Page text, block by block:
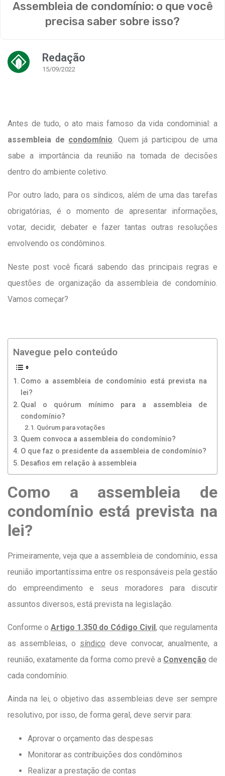
Assembleia de condomínio: o que você
precisa saber sobre isso?
Redação
15/09/2022
Antes de tudo, o ato mais famoso da vida condominial: a
assembleia de condomínio. Quem já participou de uma
sabe a importância da reunião na tomada de decisões
dentro do ambiente coletivo.
Por outro lado, para os síndicos, além de uma das tarefas
obrigatórias, é o momento de apresentar informações,
votar, decidir, debater e fazer tantas outras resoluções
envolvendo os condôminos.
Neste post você ficará sabendo das principais regras e
questões de organização da assembleia de condomínio.
Vamos começar?
Navegue pelo conteúdo
Como a assembleia de condomínio está prevista na
lei?
Qual o quórum mínimo para a assembleia de
condomínio?
Quórum para votações
Quem convoca a assembleia do condomínio?
O que faz o presidente da assembleia de condomínio?
Desafios em relação à assembleia
Como a assembleia de
condomínio está prevista na
lei?
Primeiramente, veja que a assembleia de condomínio, essa
reunião importantíssima entre os responsáveis pela gestão
do empreendimento e seus moradores para discutir
assuntos diversos, está prevista na legislação.
Conforme o Artigo 1.350 do Código Civil, que regulamenta
as assembleias, o síndico deve convocar, anualmente, a
reunião, exatamente da forma como prevê a Convenção de
cada condomínio.
Ainda na lei, o objetivo das assembleias deve ser sempre
resolutivo, por isso, de forma geral, deve servir para:
Aprovar o orçamento das despesas
Monitorar as contribuições dos condôminos
Realizar a prestação de contas